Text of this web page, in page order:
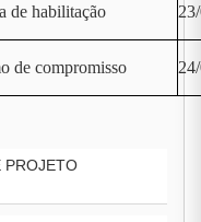
de habilitação
de compromisso
PROJETO